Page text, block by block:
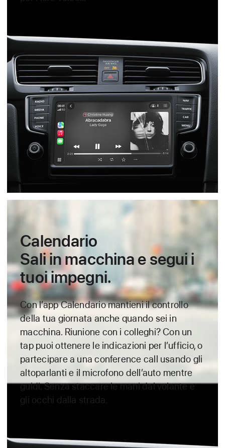
Calendario
Sali in macchina e segui i
tuoi impegni.
Con l’app Calendario mantieni il controllo
della tua giornata anche quando sei in
macchina. Riunione con i colleghi? Con un
tap puoi ottenere le indicazioni per l’ufficio, o
partecipare a una conference call usando gli
altoparlanti e il microfono dell’auto mentre
guidi. Senza staccare le mani dal volante e
gli occhi dalla strada.